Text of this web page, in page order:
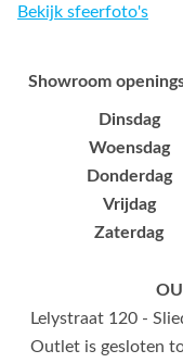
Bekijk sfeerfoto's
Showroom
Dinsdag
Woensdag
Donderdag
Vrijdag
Zaterdag
Lelystraat 120 -
Outlet is gesloten